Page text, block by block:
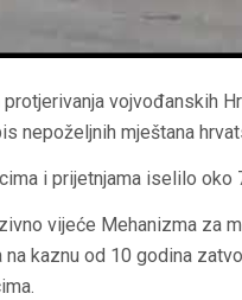
vojvođanskih
nepoželjnih mještana
i prijetnjama iselilo oko
vijeće Mehanizma za
kaznu od 10 godina